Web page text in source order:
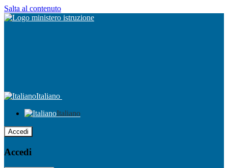
Salta al contenuto
Italiano
Italiano
Accedi
Accedi